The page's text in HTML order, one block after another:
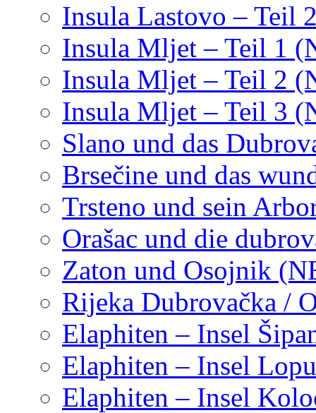
Insula Lastovo – Teil
Insula Mljet – Teil 1
Insula Mljet – Teil 2
Insula Mljet – Teil 3
Slano und das
Brsečine und das
Trsteno und sein
Orašac und die
Zaton und Osojnik
Rijeka Dubrovačka /
Elaphiten – Insel
Elaphiten – Insel
Elaphiten – Insel